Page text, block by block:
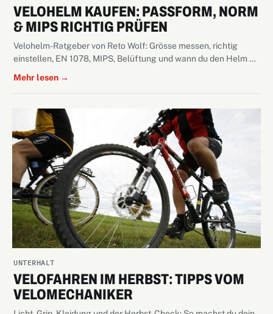
VELOHELM KAUFEN: PASSFORM, NORM
& MIPS RICHTIG PRÜFEN
Velohelm-Ratgeber von Reto Wolf: Grösse messen, richtig
einstellen, EN 1078, MIPS, Belüftung und wann du den Helm …
Mehr lesen →
UNTERHALT
VELOFAHREN IM HERBST: TIPPS VOM
VELOMECHANIKER